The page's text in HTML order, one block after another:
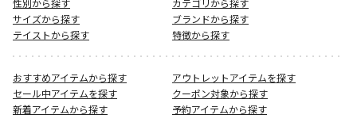
性別から探す
カテゴリから探す
サイズから探す
ブランドから探す
テイストから探す
特徴から探す
おすすめアイテムから探す
アウトレットアイテムを探す
セール中アイテムを探す
クーポン対象から探す
新着アイテムから探す
予約アイテムから探す